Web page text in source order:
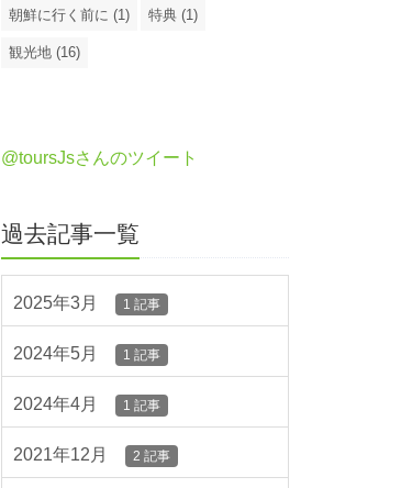
朝鮮に行く前に (1) 特典 (1)
観光地 (16)
@toursJsさんのツイート
過去記事一覧
2025年3月 1 記事
2024年5月 1 記事
2024年4月 1 記事
2021年12月 2 記事